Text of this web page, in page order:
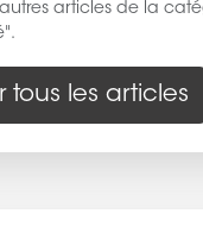
articles de la
tous les articles